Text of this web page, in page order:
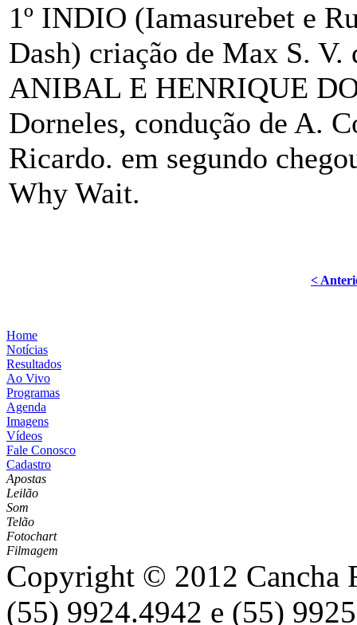
1º INDIO (Iamasurebet e
Dash) criação de Max S. V.
ANIBAL E HENRIQUE
Dorneles, condução de A.
Ricardo. em segundo
Why Wait.
<
Home
Notícias
Resultados
Ao Vivo
Programas
Agenda
Imagens
Vídeos
Fale Conosco
Cadastro
Apostas
Leilão
Som
Telão
Fotochart
Filmagem
Copyright © 2012 Cancha
(55) 9924.4942 e (55)